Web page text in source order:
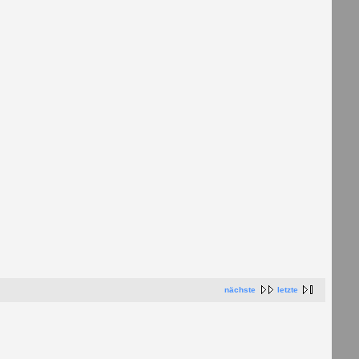
nächste letzte